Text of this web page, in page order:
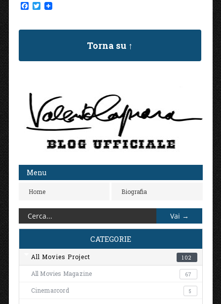
F
e
k
T
t
Torna su ↑
Menu
Home Biografia
CATEGORIE
All Movies Project 102
All Movies Magazine 67
Cinemarcord 5